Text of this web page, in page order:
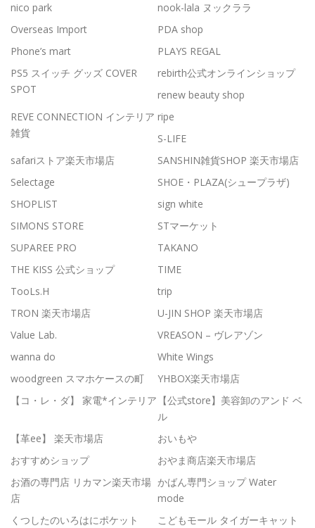
nico park
nook-lala ヌックララ
Overseas Import
PDA shop
Phone’s mart
PLAYS REGAL
PS5 スイッチ グッズ COVER
SPOT
rebirth公式オンラインショップ
renew beauty shop
REVE CONNECTION インテリア
雑貨
ripe
S-LIFE
safariストア楽天市場店
SANSHIN雑貨SHOP 楽天市場店
Selectage
SHOE・PLAZA(シュープラザ)
SHOPLIST
sign white
SIMONS STORE
STマーケット
SUPAREE PRO
TAKANO
THE KISS 公式ショップ
TIME
TooLs.H
trip
TRON 楽天市場店
U-JIN SHOP 楽天市場店
Value Lab.
VREASON – ヴレアゾン
wanna do
White Wings
woodgreen スマホケースの町
YHBOX楽天市場店
【コ・レ・ダ】 家電*インテリア 【公式store】美容卸のアンド ベ
ル
【革ee】 楽天市場店
おいもや
おすすめショップ
おやま商店楽天市場店
お酒の専門店 リカマン楽天市場
店
かばん専門ショップ Water
mode
くつしたのいろはにポケット
こどもモール タイガーキャット